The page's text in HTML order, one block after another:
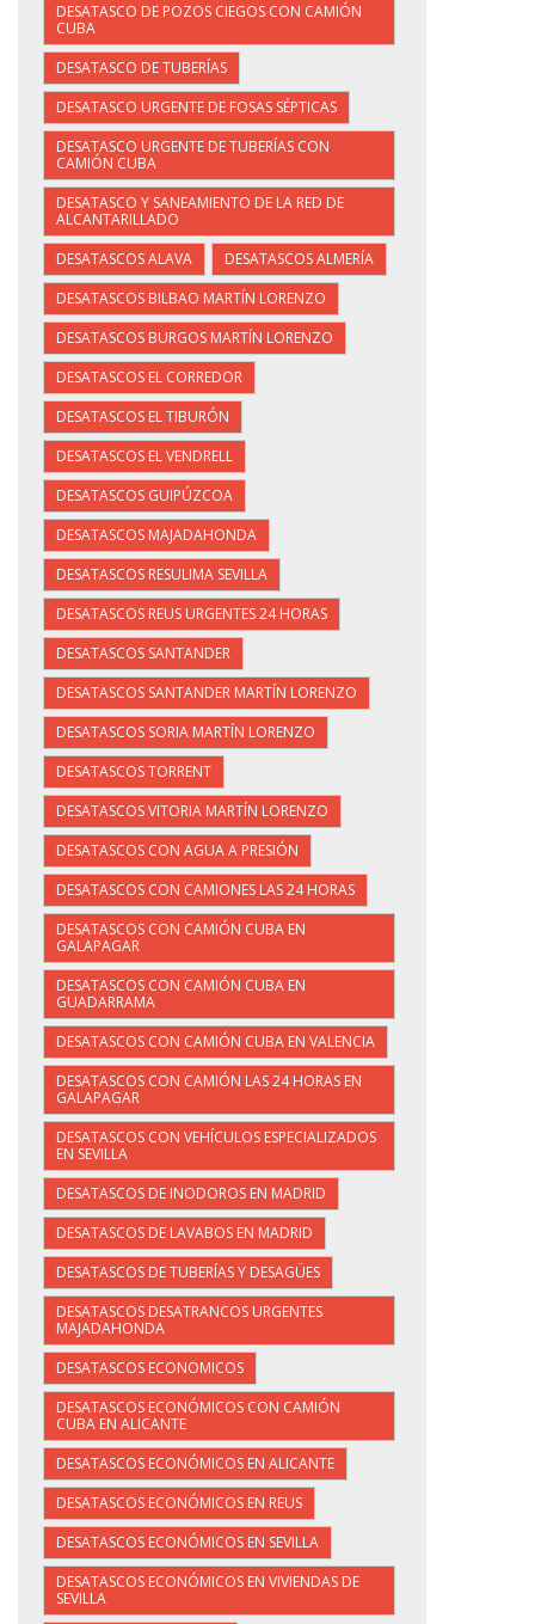
DESATASCO DE POZOS CIEGOS CON CAMIÓN
CUBA
DESATASCO DE TUBERÍAS
DESATASCO URGENTE DE FOSAS SÉPTICAS
DESATASCO URGENTE DE TUBERÍAS CON
CAMIÓN CUBA
DESATASCO Y SANEAMIENTO DE LA RED DE
ALCANTARILLADO
DESATASCOS ALAVA
DESATASCOS ALMERÍA
DESATASCOS BILBAO MARTÍN LORENZO
DESATASCOS BURGOS MARTÍN LORENZO
DESATASCOS EL CORREDOR
DESATASCOS EL TIBURÓN
DESATASCOS EL VENDRELL
DESATASCOS GUIPÚZCOA
DESATASCOS MAJADAHONDA
DESATASCOS RESULIMA SEVILLA
DESATASCOS REUS URGENTES 24 HORAS
DESATASCOS SANTANDER
DESATASCOS SANTANDER MARTÍN LORENZO
DESATASCOS SORIA MARTÍN LORENZO
DESATASCOS TORRENT
DESATASCOS VITORIA MARTÍN LORENZO
DESATASCOS CON AGUA A PRESIÓN
DESATASCOS CON CAMIONES LAS 24 HORAS
DESATASCOS CON CAMIÓN CUBA EN
GALAPAGAR
DESATASCOS CON CAMIÓN CUBA EN
GUADARRAMA
DESATASCOS CON CAMIÓN CUBA EN VALENCIA
DESATASCOS CON CAMIÓN LAS 24 HORAS EN
GALAPAGAR
DESATASCOS CON VEHÍCULOS ESPECIALIZADOS
EN SEVILLA
DESATASCOS DE INODOROS EN MADRID
DESATASCOS DE LAVABOS EN MADRID
DESATASCOS DE TUBERÍAS Y DESAGÜES
DESATASCOS DESATRANCOS URGENTES
MAJADAHONDA
DESATASCOS ECONOMICOS
DESATASCOS ECONÓMICOS CON CAMIÓN
CUBA EN ALICANTE
DESATASCOS ECONÓMICOS EN ALICANTE
DESATASCOS ECONÓMICOS EN REUS
DESATASCOS ECONÓMICOS EN SEVILLA
DESATASCOS ECONÓMICOS EN VIVIENDAS DE
SEVILLA